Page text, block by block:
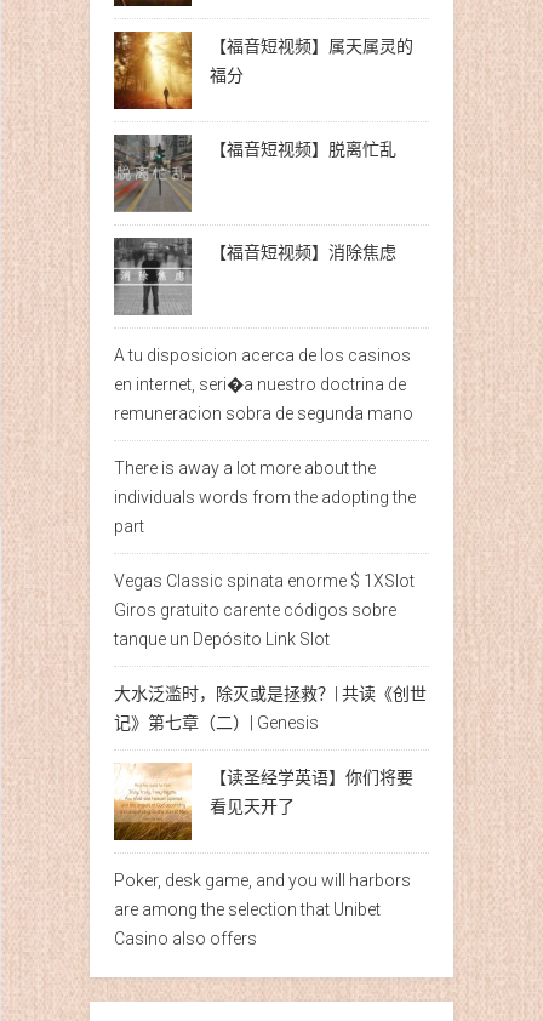
【福音短视频】属天属灵的
福分
【福音短视频】脱离忙乱
【福音短视频】消除焦虑
A tu disposicion acerca de los casinos
en internet, seri�a nuestro doctrina de
remuneracion sobra de segunda mano
There is away a lot more about the
individuals words from the adopting the
part
Vegas Classic spinata enorme $ 1XSlot
Giros gratuito carente códigos sobre
tanque un Depósito Link Slot
大水泛滥时，除灭或是拯救？| 共读《创世
记》第七章（二）| Genesis
【读圣经学英语】你们将要
看见天开了
Poker, desk game, and you will harbors
are among the selection that Unibet
Casino also offers